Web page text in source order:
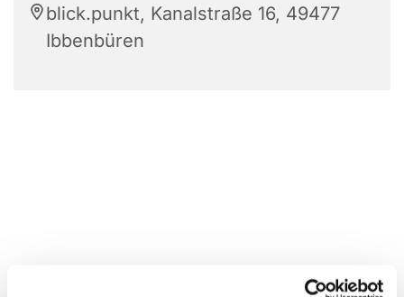
blick.punkt, Kanalstraße 16, 49477
Ibbenbüren